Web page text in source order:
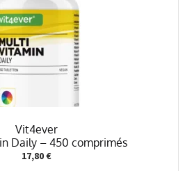
Vit4ever
Daily – 450 comprimés
17,80€